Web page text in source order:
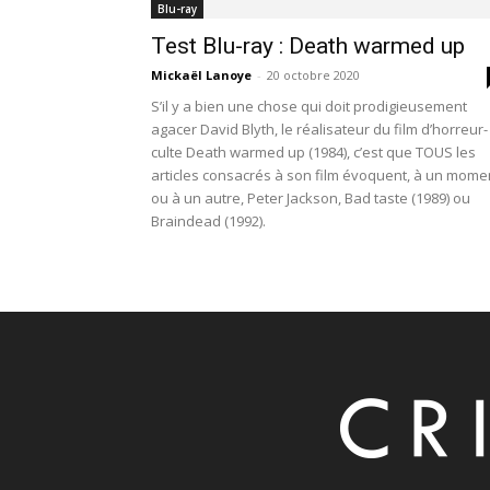
Blu-ray
Test Blu-ray : Death warmed up
Mickaël Lanoye - 20 octobre 2020
S’il y a bien une chose qui doit prodigieusement
agacer David Blyth, le réalisateur du film d’horreur-
culte Death warmed up (1984), c’est que TOUS les
articles consacrés à son film évoquent, à un
ou à un autre, Peter Jackson, Bad taste (1989) ou
Braindead (1992).